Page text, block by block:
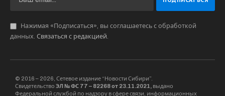
Роспотребнадзора РФ обычные
маски надо менять каждые два-три
часа и утилизировать. Наша маска
приведёт к уменьшению нагрузки